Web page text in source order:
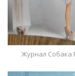
Журнал Собака